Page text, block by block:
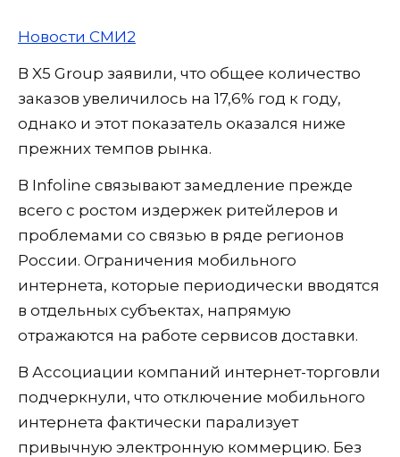
Новости СМИ2
В X5 Group заявили, что общее количество
заказов увеличилось на 17,6% год к году,
однако и этот показатель оказался ниже
прежних темпов рынка.
В Infoline связывают замедление прежде
всего с ростом издержек ритейлеров и
проблемами со связью в ряде регионов
России. Ограничения мобильного
интернета, которые периодически вводятся
в отдельных субъектах, напрямую
отражаются на работе сервисов доставки.
В Ассоциации компаний интернет-торговли
подчеркнули, что отключение мобильного
интернета фактически парализует
привычную электронную коммерцию. Без